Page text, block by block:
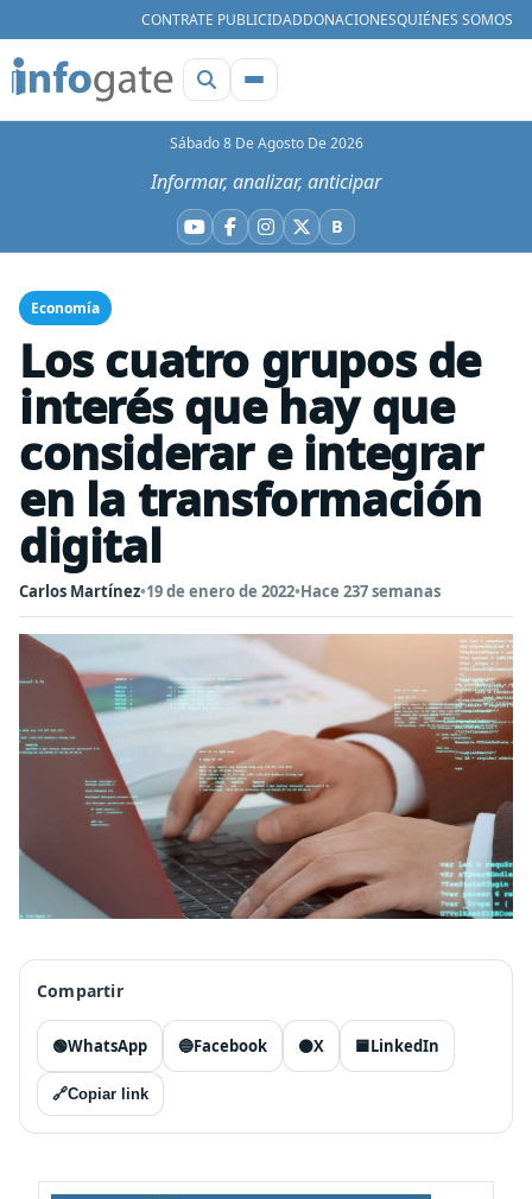
CONTRATE PUBLICIDADDONACIONESQUIÉNES SOMOS
Sábado 8 De Agosto De 2026
Informar, analizar, anticipar
YouTube
Facebook
Instagram
X BBluesky
Economía
Los cuatro grupos de
interés que hay que
considerar e integrar
en la transformación
digital
Carlos Martínez•19 de enero de 2022•Hace 237 semanas
Compartir
🟢WhatsApp 🔵Facebook ⚫X 🟦LinkedIn
🔗Copiar link